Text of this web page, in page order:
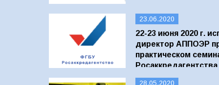
23.06.2020
22-23 июня 2020 г.
директор АППОЭР
практическом
Росаккредагентства
28.05.2020